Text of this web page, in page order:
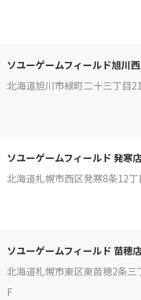
ソユーゲームフィールド旭川
北海道旭川市緑町二十三丁
ソユーゲームフィールド 発寒
北海道札幌市西区発寒8条12
ソユーゲームフィールド 苗穂
北海道札幌市東区東苗穂2条
F